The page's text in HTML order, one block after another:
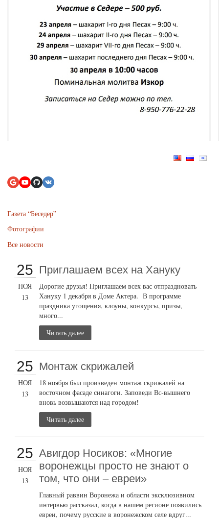
Газета “Беседер”
Фотографии
Все новости
25
НОЯ
13
Приглашаем всех на Хануку
Дорогие друзья! Приглашаем всех вас отпраздновать
Хануку 1 декабря в Доме Актера. В программе
праздника угощения, клоуны, конкурсы, призы,
много...
Читать далее
25
НОЯ
13
Монтаж скрижалей
18 ноября был произведен монтаж скрижалей на
восточном фасаде синагоги. Заповеди Вс-вышнего
вновь возвышаются над городом!
Читать далее
25
НОЯ
13
Авигдор Носиков: «Многие
воронежцы просто не знают о
том, что они – евреи»
Главный раввин Воронежа и области эксклюзивном
интервью рассказал, когда в нашем регионе появились
евреи, почему русские в воронежском селе вдруг...